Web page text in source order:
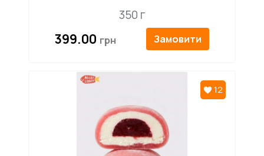
350 г
399.00 Замовити
12